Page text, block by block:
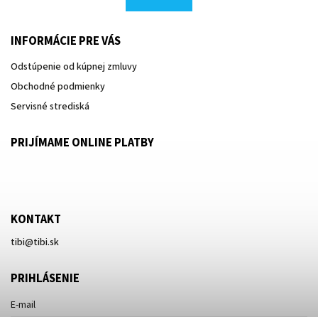
INFORMÁCIE PRE VÁS
Odstúpenie od kúpnej zmluvy
Obchodné podmienky
Servisné strediská
PRIJÍMAME ONLINE PLATBY
KONTAKT
tibi@tibi.sk
PRIHLÁSENIE
E-mail